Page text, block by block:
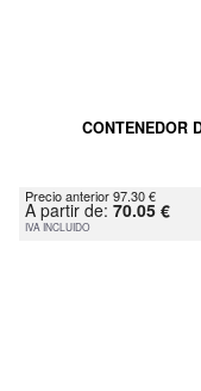
CONTENEDOR
Precio anterior 97.30 €
A partir de: 70.05 €
IVA INCLUIDO